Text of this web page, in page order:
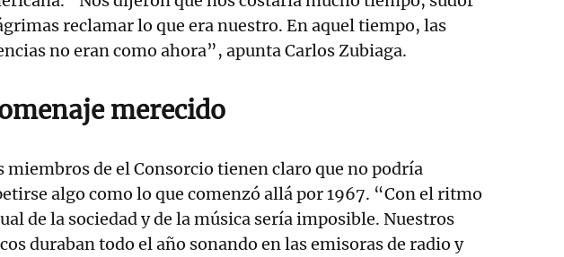
reclamar lo que era nuestro. En aquel tiempo, las
no eran como ahora”, apunta Carlos Zubiaga.
merecido
miembros de el Consorcio tienen claro que no podría
algo como lo que comenzó allá por 1967. “Con el ritmo
de la sociedad y de la música sería imposible. Nuestros
duraban todo el año sonando en las emisoras de radio y